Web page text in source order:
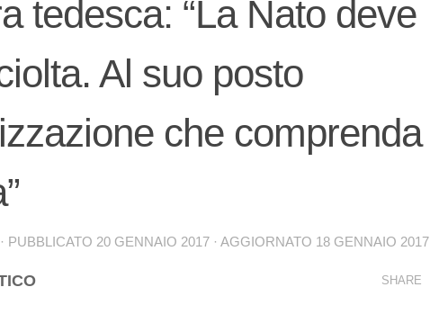
tedesca: “La Nato deve
Al suo posto
che comprenda
· PUBBLICATO 20 GENNAIO 2017 · AGGIORNATO 18 GENNAIO 2017
SHARE